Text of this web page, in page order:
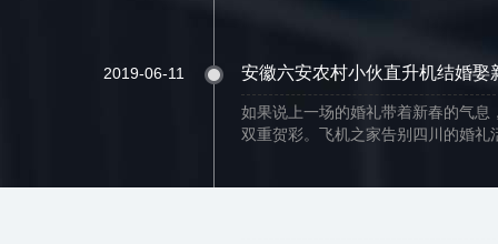
2019-06-11 安徽六安农村小伙直升机结婚娶
如果说上一场的婚礼带着新春的气
双重贺彩。飞机之家告别四川的婚礼